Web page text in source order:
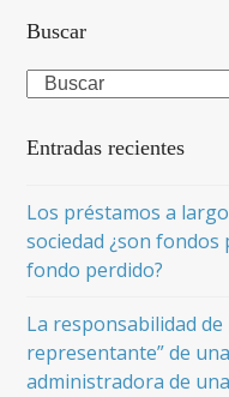
Buscar
Search
Entradas recientes
Los préstamos a
sociedad ¿son fondos
fondo perdido?
La responsabilidad de
representante” de
administradora de